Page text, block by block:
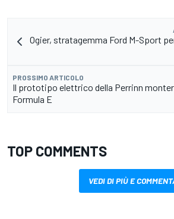
Ogier, stratagemma Ford M-Sport
PROSSIMO ARTICOLO
Il prototipo elettrico della Perrinn
Formula E
TOP COMMENTS
VEDI DI PIÙ E